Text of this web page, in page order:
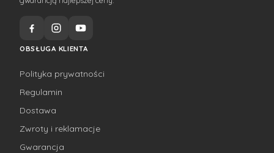
OBSŁUGA KLIENTA
Polityka prywatności
Regulamin
Dostawa
Zwroty i reklamacje
Gwarancja